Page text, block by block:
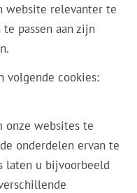
website relevanter te
passen aan zijn
volgende cookies:
onze websites te
onderdelen ervan te
laten u bijvoorbeeld